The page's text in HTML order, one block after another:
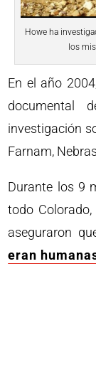
Howe ha
los
En el año
documental
investigación
Farnam,
Durante los 9
todo
aseguraron
eran